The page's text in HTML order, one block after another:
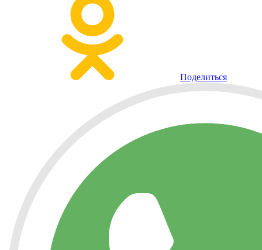
Поделиться